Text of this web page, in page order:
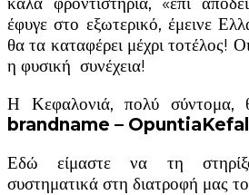
έφυγε στο εξωτερικό, έμεινε
θα τα καταφέρει μέχρι τοτέλος!
η φυσική συνέχεια!
Η Κεφαλονιά, πολύ σύντομα,
brandname –
Εδώ είμαστε να τη
συστηματικά στη διατροφή μας